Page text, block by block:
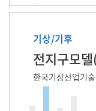
기상/기후
전지구모
한국기상산업기